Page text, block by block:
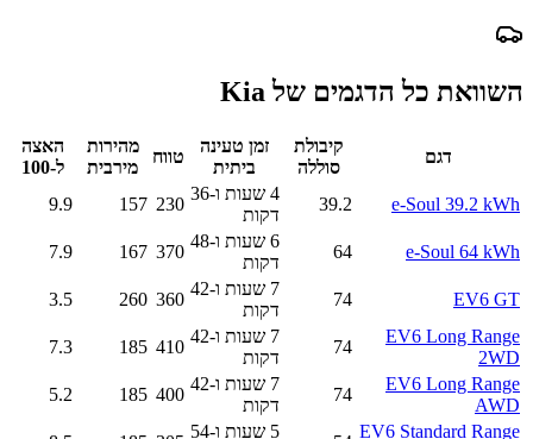
השוואת כל הדגמים של Kia
דגם
קיבולת
סוללה
זמן טעינה
ביתית
טווח
מהירות
מירבית
האצה
ל-100
e-Soul 39.2 kWh
39.2
4 שעות ו-36
דקות
230
157
9.9
e-Soul 64 kWh
64
6 שעות ו-48
דקות
370
167
7.9
EV6 GT
74
7 שעות ו-42
דקות
360
260
3.5
EV6 Long Range
2WD
74
7 שעות ו-42
דקות
410
185
7.3
EV6 Long Range
AWD
74
7 שעות ו-42
דקות
400
185
5.2
EV6 Standard Range
5 שעות ו-54